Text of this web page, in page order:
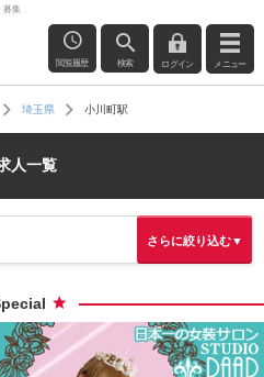
募集
閲覧履歴 検索 ログイン メニュー
埼玉県 小川町駅
人一覧
さらに絞り込む▼